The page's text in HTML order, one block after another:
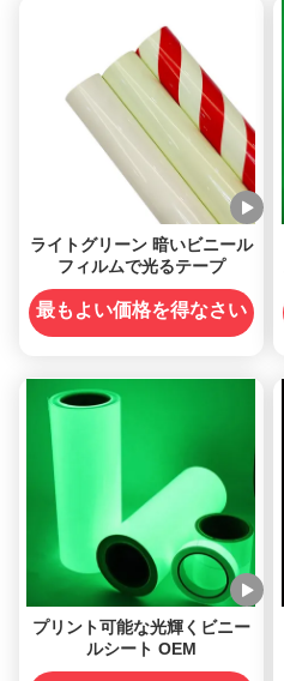
ライトグリーン 暗いビニール
フィルムで光るテープ
最もよい価格を得なさい
プリント可能な光輝くビニー
ルシート OEM